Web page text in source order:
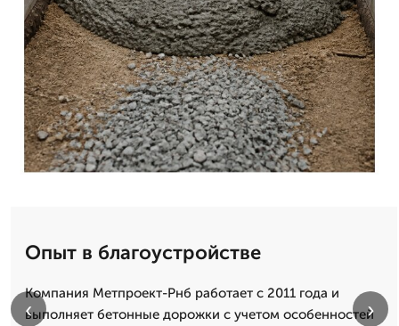
Опыт в благоустройстве
Компания Метпроект-Рнб работает с 2011 года и
выполняет бетонные дорожки с учетом особенностей
‹ ›